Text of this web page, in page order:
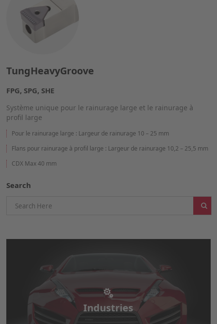
TungHeavyGroove
FPG, SPG, SHE
Système unique pour le rainurage large et le rainurage à
profil large
Pour le rainurage large : Largeur de rainurage 10 – 25 mm
Flans pour rainurage à profil large : Largeur de rainurage 10,2 – 25,5 mm
CDX Max 40 mm
Search
Industries